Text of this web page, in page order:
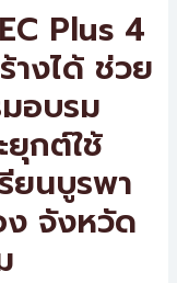
Plus 4
างได้ ช่วย
อบรม
ยุกต์ใช้
ยนบูรพา
ง จังหวัด